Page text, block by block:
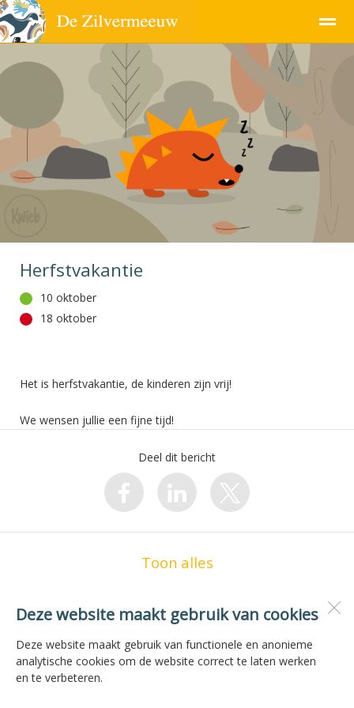
Pagina's
Deze website maakt gebruik van cookies
Deze website maakt gebruik van functionele en anonieme
analytische cookies om de website correct te laten werken
en te verbeteren.
Herfstvakantie
10 oktober
18 oktober
Het is herfstvakantie, de kinderen zijn vrij!
We wensen jullie een fijne tijd!
Deel dit bericht
Toon alles
OBS de Zilvermeeuw
1771 JG Wieringerwerf